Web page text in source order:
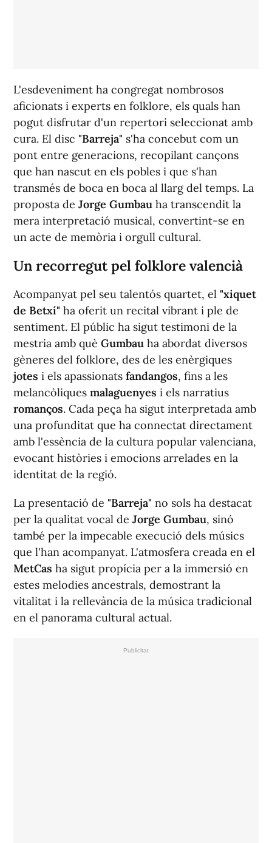
L'esdeveniment ha congregat nombrosos
aficionats i experts en folklore, els quals han
pogut disfrutar d'un repertori seleccionat amb
cura. El disc "Barreja" s'ha concebut com un
pont entre generacions, recopilant cançons
que han nascut en els pobles i que s'han
transmés de boca en boca al llarg del temps. La
proposta de Jorge Gumbau ha transcendit la
mera interpretació musical, convertint-se en
un acte de memòria i orgull cultural.
Un recorregut pel folklore valencià
Acompanyat pel seu talentós quartet, el "xiquet
de Betxí" ha oferit un recital vibrant i ple de
sentiment. El públic ha sigut testimoni de la
mestria amb què Gumbau ha abordat diversos
gèneres del folklore, des de les enèrgiques
jotes i els apassionats fandangos, fins a les
melancòliques malaguenyes i els narratius
romanços. Cada peça ha sigut interpretada amb
una profunditat que ha connectat directament
amb l'essència de la cultura popular valenciana,
evocant històries i emocions arrelades en la
identitat de la regió.
La presentació de "Barreja" no sols ha destacat
per la qualitat vocal de Jorge Gumbau, sinó
també per la impecable execució dels músics
que l'han acompanyat. L'atmosfera creada en el
MetCas ha sigut propícia per a la immersió en
estes melodies ancestrals, demostrant la
vitalitat i la rellevància de la música tradicional
en el panorama cultural actual.